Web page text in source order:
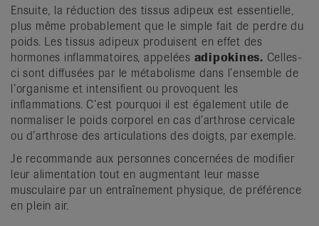
Ensuite, la réduction des tissus adipeux est essentielle,
plus même probablement que le simple fait de perdre du
poids. Les tissus adipeux produisent en effet des
hormones inflammatoires, appelées adipokines. Celles-
ci sont diffusées par le métabolisme dans l’ensemble de
l’organisme et intensifient ou provoquent les
inflammations. C’est pourquoi il est également utile de
normaliser le poids corporel en cas d’arthrose cervicale
ou d’arthrose des articulations des doigts, par exemple.
Je recommande aux personnes concernées de modifier
leur alimentation tout en augmentant leur masse
musculaire par un entraînement physique, de préférence
en plein air.